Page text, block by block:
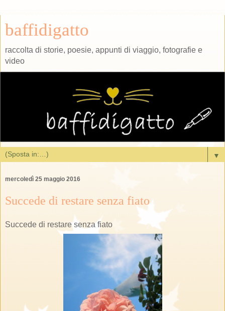
baffidigatto
raccolta di storie, poesie, appunti di viaggio, fotografie e
video
▼
mercoledì 25 maggio 2016
Succede di restare senza fiato
Succede di restare senza fiato